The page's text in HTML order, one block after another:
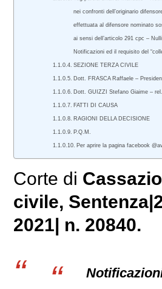
nei confronti dell’originario
effettuata al difensore nominato
ai sensi dell’articolo 291 cpc –
Notificazioni ed il requisito del
SEZIONE TERZA CIVILE
Dott. FRASCA Raffaele –
Dott. GUIZZI Stefano Giaime –
FATTI DI CAUSA
RAGIONI DELLA DECISIONE
P.Q.M.
Per aprire la pagina facebook
Corte di
civile,
2021| n. 20840.